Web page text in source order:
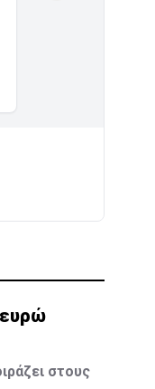
ευρώ
στους